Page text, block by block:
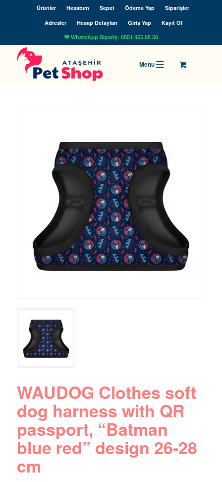
Ürünler Hesabım Sepet Ödeme Yap
Siparişler
Adresler
Hesap Detayları Giriş Yap
Kayıt Ol
💬 WhatsApp Sipariş: 0551 455 05 50
WAUDOG Clothes soft
dog harness with QR
passport, “Batman
blue red” design 26-28
cm